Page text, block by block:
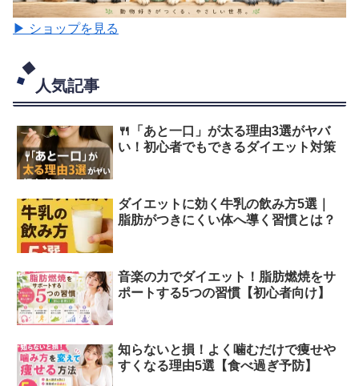
▶ ショップを見る
人気記事
🍴「あと一口」が太る理由3選がヤバ
い！初心者でもできるダイエット対策
ダイエットに効く牛乳の飲み方5選｜
脂肪がつきにくい体へ導く習慣とは？
音楽の力でダイエット！脂肪燃焼をサ
ポートする5つの習慣【初心者向け】
知らないと損！よく噛むだけで痩せや
すくなる理由5選【食べ過ぎ予防】